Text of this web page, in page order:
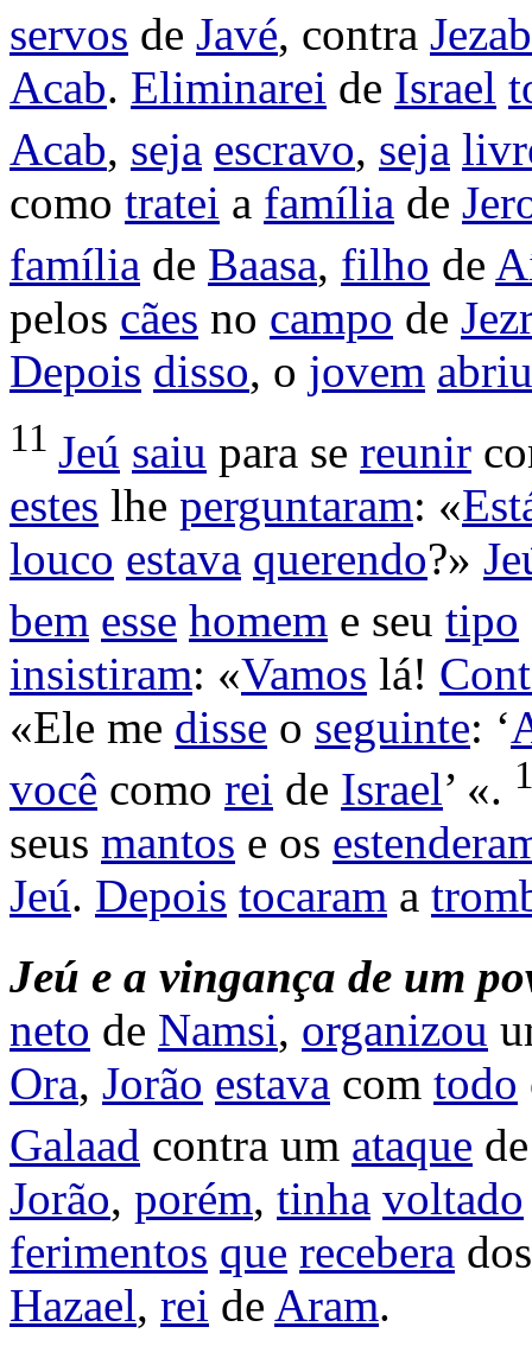
servos de Javé, contra
Acab. Eliminarei de Israel
Acab, seja escravo, seja
como tratei a família de
família de Baasa, filho de
pelos cães no campo de
Depois disso, o jovem abriu
11 Jeú saiu para se reunir
estes lhe perguntaram: «
louco estava querendo?»
bem esse homem e seu tipo
insistiram: «Vamos lá!
«Ele me disse o seguinte: ‘
você como rei de Israel’ «.
seus mantos e os
Jeú. Depois tocaram a
Jeú e a vingança de um
neto de Namsi, organizou
Ora, Jorão estava com todo
Galaad contra um ataque
Jorão, porém, tinha voltado
ferimentos que recebera
Hazael, rei de Aram.